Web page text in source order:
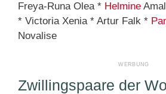
Freya-Runa Olea * Helmine
* Victoria Xenia * Artur Falk *
Novalise
Zwillingspaare der